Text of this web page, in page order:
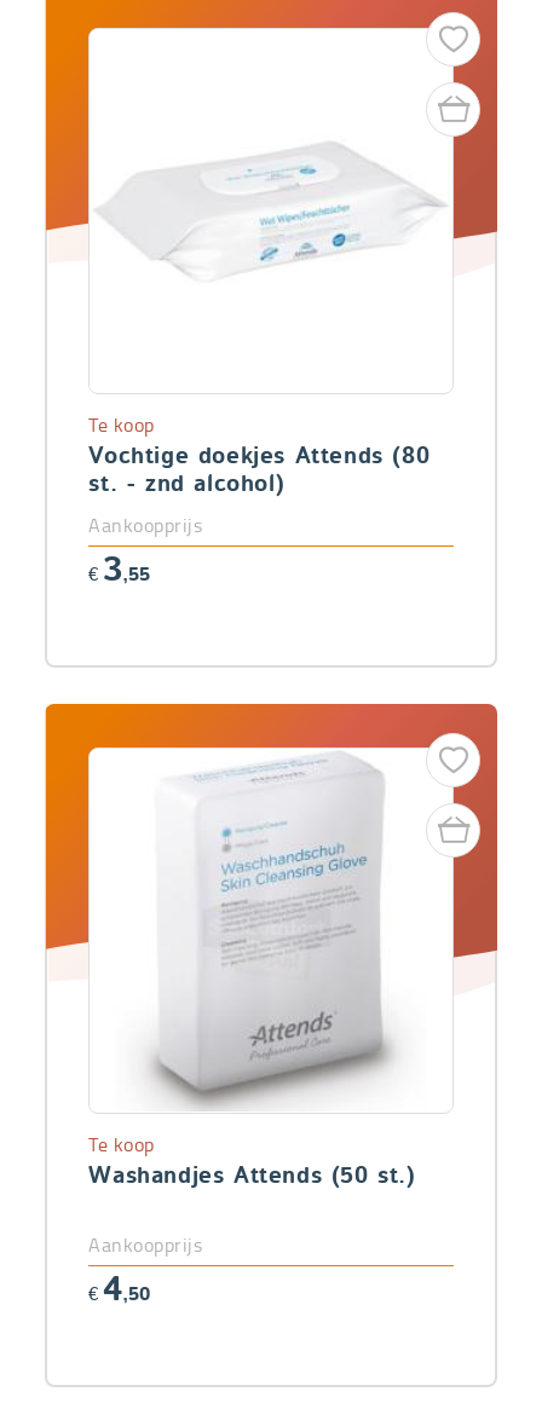
Vochtige doekjes Attends (80
st. - znd alcohol)
Te koop
Aankoopprijs
€ 3,55
Washandjes Attends (50 st.)
Te koop
Aankoopprijs
€ 4,50